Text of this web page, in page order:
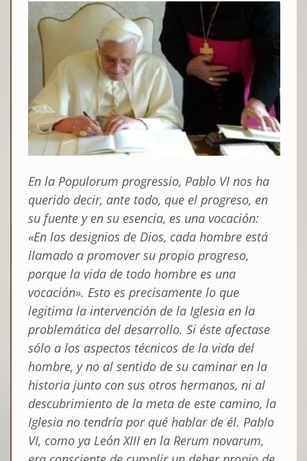
En la Populorum progressio, Pablo VI nos ha
querido decir, ante todo, que el progreso, en
su fuente y en su esencia, es una vocación:
«En los designios de Dios, cada hombre está
llamado a promover su propio progreso,
porque la vida de todo hombre es una
vocación». Esto es precisamente lo que
legitima la intervención de la Iglesia en la
problemática del desarrollo. Si éste afectase
sólo a los aspectos técnicos de la vida del
hombre, y no al sentido de su caminar en la
historia junto con sus otros hermanos, ni al
descubrimiento de la meta de este camino, la
Iglesia no tendría por qué hablar de él. Pablo
VI, como ya León XIII en la Rerum novarum,